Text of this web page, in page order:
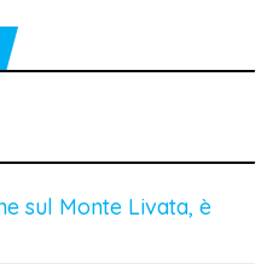
sul Monte Livata, è